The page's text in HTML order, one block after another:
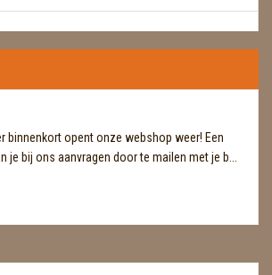
E.A.R.T.H.
binnenkort opent onze webshop weer! Een
je bij ons aanvragen door te mailen met je b...